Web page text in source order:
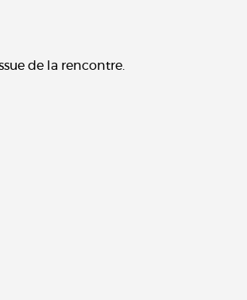
de la rencontre.